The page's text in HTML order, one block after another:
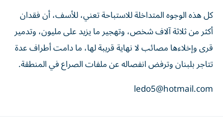
كل هذه الوجوه المتداخلة للاستباحة تعني، للأسف، أن فقدان
أكثر من ثلاثة آلاف شخص، وتهجير ما يزيد على مليون، وتدمير
قرى وإخلاءها مصائب لا نهاية قريبة لها، ما دامت أطراف عدة
تتاجر بلبنان وترفض انفصاله عن ملفات الصراع في المنطقة.
ledo5@hotmail.com